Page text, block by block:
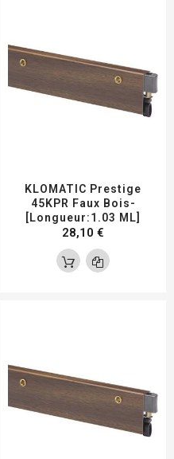
KLOMATIC Prestige
45KPR Faux Bois-
[Longueur:1.03 ML]
28,10 €